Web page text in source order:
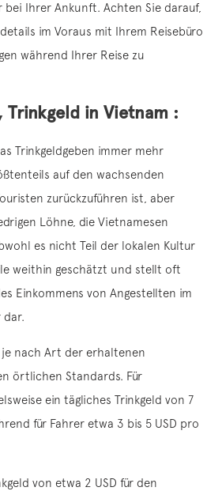
bei Ihrer Ankunft. Achten Sie darauf,
im Voraus mit Ihrem Reisebüro
während Ihrer Reise zu
Trinkgeld in Vietnam :
Trinkgeldgeben immer mehr
auf den wachsenden
zurückzuführen ist, aber
Löhne, die Vietnamesen
es nicht Teil der lokalen Kultur
weithin geschätzt und stellt oft
Einkommens von Angestellten im
dar.
je nach Art der erhaltenen
örtlichen Standards. Für
ein tägliches Trinkgeld von 7
für Fahrer etwa 3 bis 5 USD pro
von etwa 2 USD für den